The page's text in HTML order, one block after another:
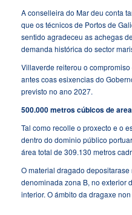
A conselleira do Mar deu conta
que os técnicos de Portos de
sentido agradeceu as achegas
demanda histórica do sector
Villaverde reiterou o
antes coas esixencias do
previsto no ano 2027.
500.000 metros cúbicos de area
Tal como recolle o proxecto e o
dentro do dominio público
área total de 309.130 metros
O material dragado
denominada zona B, no exterior
interior. O ámbito da dragaxe